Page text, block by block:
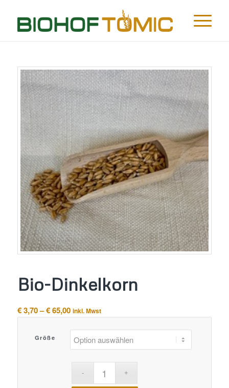
Bio-Dinkelkorn
€3,70–€65,00Preisspanne:
€ 3,70
bis
€ 65,00
inkl. Mwst
Größe